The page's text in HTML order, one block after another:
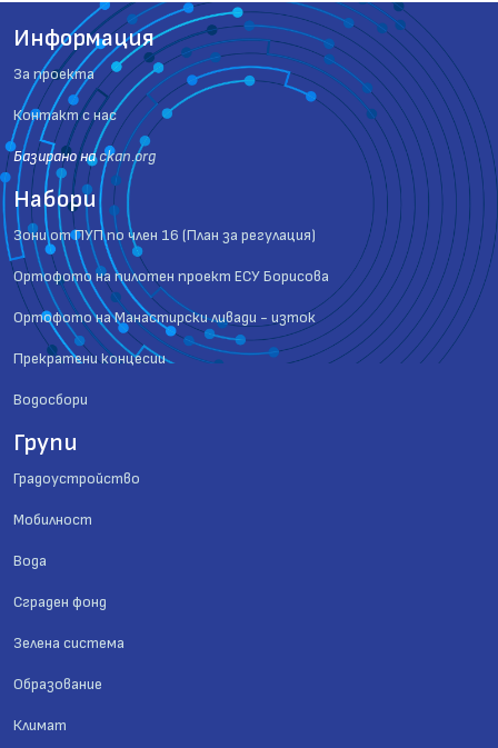
Информация
За проекта
Контакт с нас
Базиранo наckan.org
Набори
Зони от ПУП по член 16 (План за регулация)
Ортофото на пилотен проект ЕСУ Борисова
Ортофото на Манастирски ливади - изток
Прекратени концесии
Водосбори
Групи
Градоустройство
Мобилност
Вода
Сграден фонд
Зелена система
Образование
Климат